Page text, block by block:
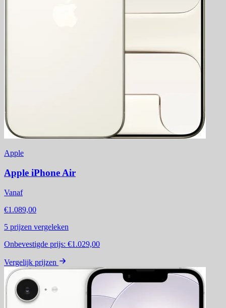
Apple
Apple iPhone Air
Vanaf
€1.089,00
5 prijzen vergeleken
Onbevestigde prijs: €1.029,00
Vergelijk prijzen